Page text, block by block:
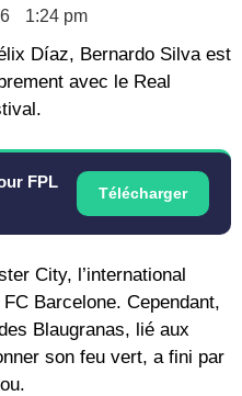
1:24 pm
Díaz, Bernardo Silva est
avec le Real
FPL
Télécharger
City, l’international
Barcelone. Cependant,
Blaugranas, lié aux
son feu vert, a fini par